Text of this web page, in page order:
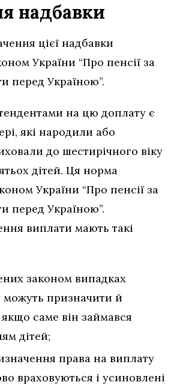
надбавки
цієї надбавки
України “Про пенсії за
перед Україною”.
на цю доплату є
які народили або
до шестирічного віку
дітей. Ця норма
України “Про пенсії за
перед Україною”.
виплати мають такі
законом випадках
можуть призначити й
якщо саме він займався
дітей;
права на виплату
враховуються і усиновлені